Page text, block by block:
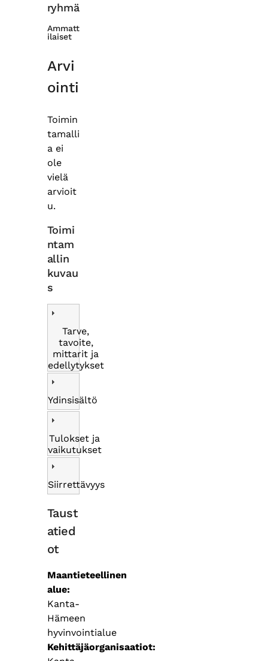
ryhmä
Ammatt
ilaiset
Arvi
ointi
Toimin
tamalli
a ei
ole
vielä
arvioit
u.
Toimi
ntam
allin
kuvau
s
Tarve,
tavoite,
mittarit ja
edellytykset
Ydinsisältö
Tulokset ja
vaikutukset
Siirrettävyys
Taust
atied
ot
Maantieteellinen
alue
Kanta-
Hämeen
hyvinvointialue
Kehittäjäorganisaatiot